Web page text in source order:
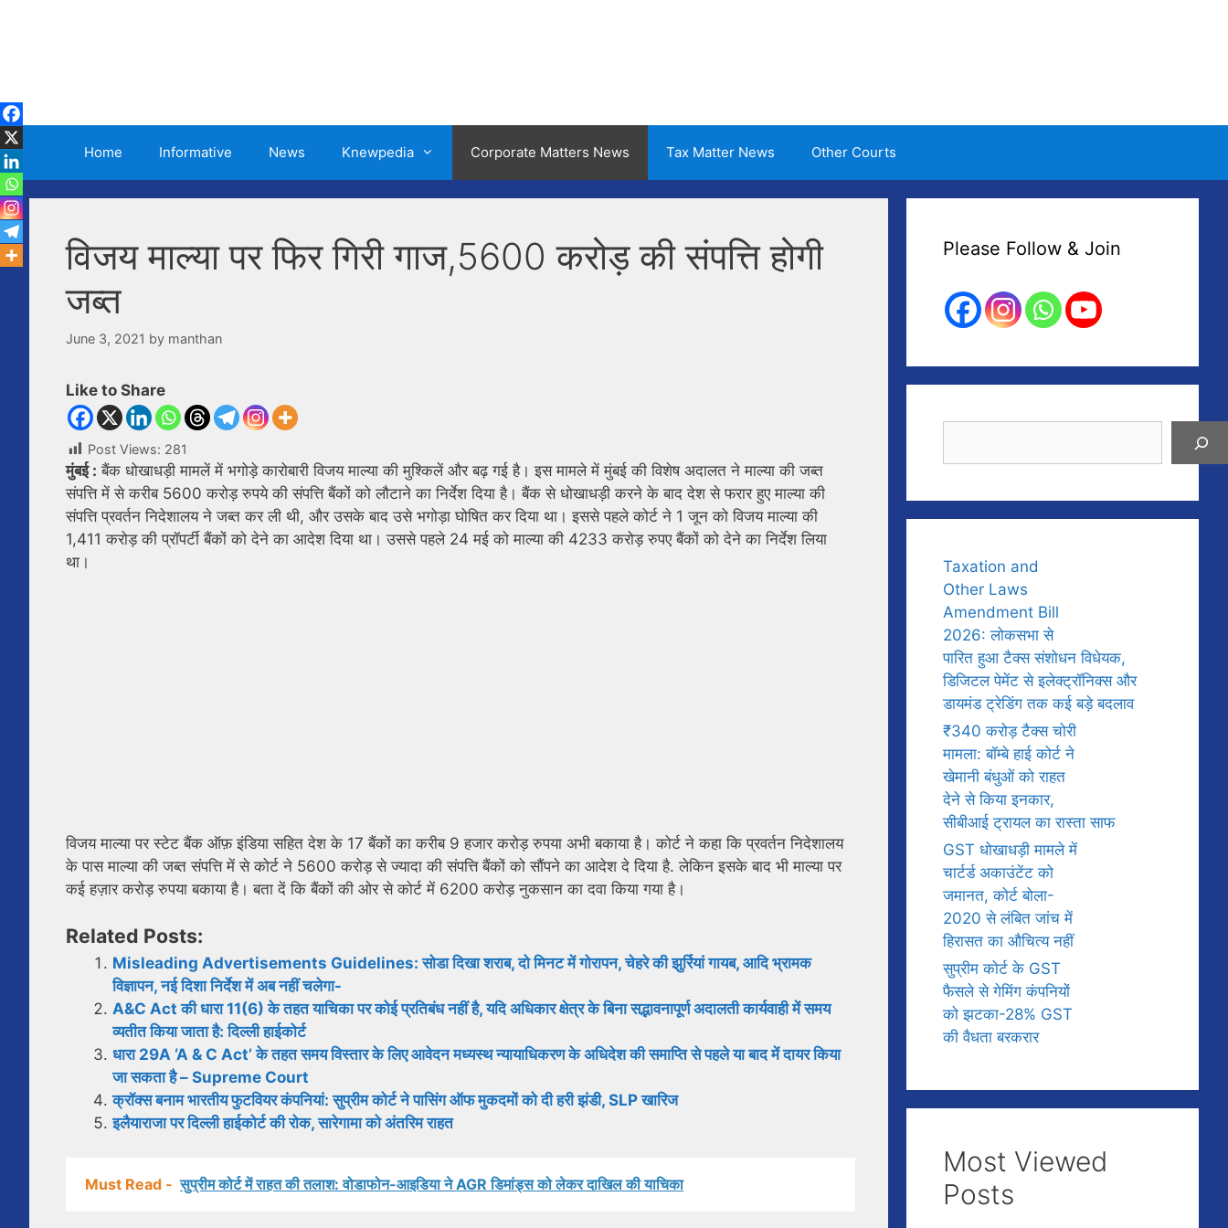
Home Informative News Knewpedia Corporate Matters News Tax Matter News Other Courts
विजय माल्या पर फिर गिरी गाज,5600 करोड़ की संपत्ति होगी
जब्त
June 3, 2021 by manthan
Like to Share
Post Views: 281
मुंबई : बैंक धोखाधड़ी मामलें में भगोड़े कारोबारी विजय माल्या की मुश्किलें और बढ़ गई है। इस मामले में मुंबई की विशेष अदालत ने माल्या की जब्त
संपत्ति में से करीब 5600 करोड़ रुपये की संपत्ति बैंकों को लौटाने का निर्देश दिया है। बैंक से धोखाधड़ी करने के बाद देश से फरार हुए माल्या की
संपत्ति प्रवर्तन निदेशालय ने जब्त कर ली थी, और उसके बाद उसे भगोड़ा घोषित कर दिया था। इससे पहले कोर्ट ने 1 जून को विजय माल्या की
1,411 करोड़ की प्रॉपर्टी बैंकों को देने का आदेश दिया था। उससे पहले 24 मई को माल्या की 4233 करोड़ रुपए बैंकों को देने का निर्देश लिया
था।
विजय माल्या पर स्टेट बैंक ऑफ़ इंडिया सहित देश के 17 बैंकों का करीब 9 हजार करोड़ रुपया अभी बकाया है। कोर्ट ने कहा कि प्रवर्तन निदेशालय
के पास माल्या की जब्त संपत्ति में से कोर्ट ने 5600 करोड़ से ज्यादा की संपत्ति बैंकों को सौंपने का आदेश दे दिया है. लेकिन इसके बाद भी माल्या पर
कई हज़ार करोड़ रुपया बकाया है। बता दें कि बैंकों की ओर से कोर्ट में 6200 करोड़ नुकसान का दवा किया गया है।
Related Posts:
Misleading Advertisements Guidelines: सोडा दिखा शराब, दो मिनट में गोरापन, चेहरे की झुर्रियां गायब, आदि भ्रामक
विज्ञापन, नई दिशा निर्देश में अब नहीं चलेगा-
A&C Act की धारा 11(6) के तहत याचिका पर कोई प्रतिबंध नहीं है, यदि अधिकार क्षेत्र के बिना सद्भावनापूर्ण अदालती कार्यवाही में समय
व्यतीत किया जाता है: दिल्ली हाईकोर्ट
धारा 29A ‘A & C Act’ के तहत समय विस्तार के लिए आवेदन मध्यस्थ न्यायाधिकरण के अधिदेश की समाप्ति से पहले या बाद में दायर किया
जा सकता है – Supreme Court
क्रॉक्स बनाम भारतीय फुटवियर कंपनियां: सुप्रीम कोर्ट ने पासिंग ऑफ मुकदमों को दी हरी झंडी, SLP खारिज
इलैयाराजा पर दिल्ली हाईकोर्ट की रोक, सारेगामा को अंतरिम राहत
Must Read - सुप्रीम कोर्ट में राहत की तलाश: वोडाफोन-आइडिया ने AGR डिमांड्स को लेकर दाखिल की याचिका
Please Follow & Join
Taxation and
Other Laws
Amendment Bill
2026: लोकसभा से
पारित हुआ टैक्स संशोधन विधेयक,
डिजिटल पेमेंट से इलेक्ट्रॉनिक्स और
डायमंड ट्रेडिंग तक कई बड़े बदलाव
₹340 करोड़ टैक्स चोरी
मामला: बॉम्बे हाई कोर्ट ने
खेमानी बंधुओं को राहत
देने से किया इनकार,
सीबीआई ट्रायल का रास्ता साफ
GST धोखाधड़ी मामले में
चार्टर्ड अकाउंटेंट को
जमानत, कोर्ट बोला-
2020 से लंबित जांच में
हिरासत का औचित्य नहीं
सुप्रीम कोर्ट के GST
फैसले से गेमिंग कंपनियों
को झटका-28% GST
की वैधता बरकरार
Most Viewed
Posts